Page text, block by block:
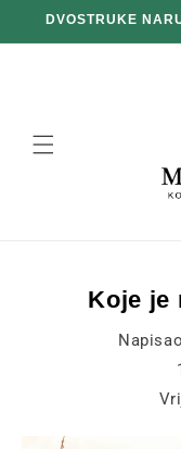
na
sadržaj
DVOSTRUKE
Koje je